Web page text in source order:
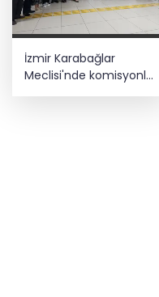
İzmir Karabağlar
Meclisi'nde komisyonlar